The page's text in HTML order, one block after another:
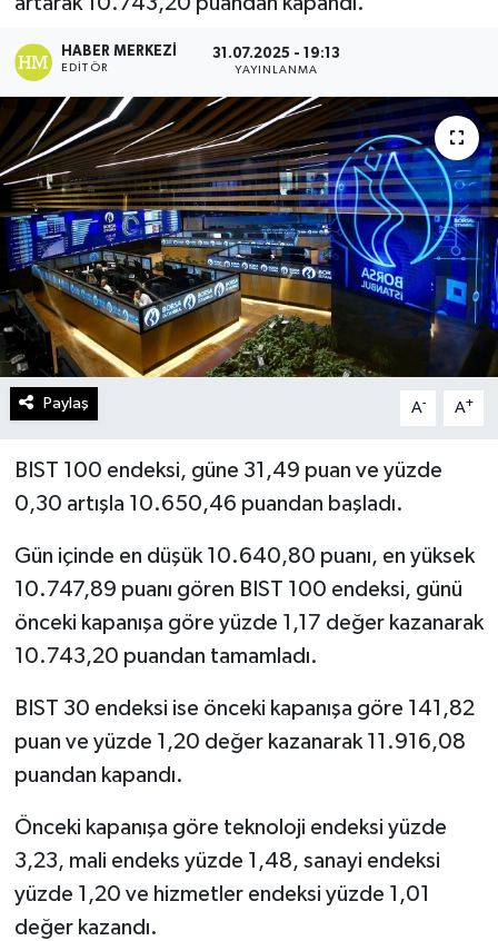
HABER MERKEZI
EDITÖR
31.07.2025 - 19:13
YAYINLANMA
Paylaş A- A+
BIST 100 endeksi, güne 31,49 puan ve yüzde
0,30 artışla 10.650,46 puandan başladı.
Gün içinde en düşük 10.640,80 puanı, en yüksek
10.747,89 puanı gören BIST 100 endeksi, günü
önceki kapanışa göre yüzde 1,17 değer kazanarak
10.743,20 puandan tamamladı.
BIST 30 endeksi ise önceki kapanışa göre 141,82
puan ve yüzde 1,20 değer kazanarak 11.916,08
puandan kapandı.
Önceki kapanışa göre teknoloji endeksi yüzde
3,23, mali endeks yüzde 1,48, sanayi endeksi
yüzde 1,20 ve hizmetler endeksi yüzde 1,01
değer kazandı.
Sağlık
Teknoloji
Turizm
Kültür - Sanat
Lider Haber TV Canlı Yayın izle
Son Dakika Haberleri
Haber Arşivi